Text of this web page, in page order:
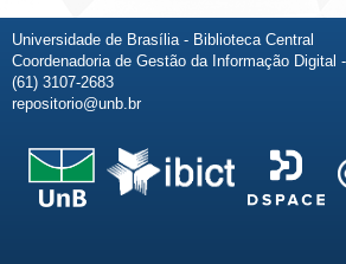
Universidade de Brasília - Biblioteca Central
Coordenadoria de Gestão da Informação Digital
(61) 3107-2683
repositorio@unb.br